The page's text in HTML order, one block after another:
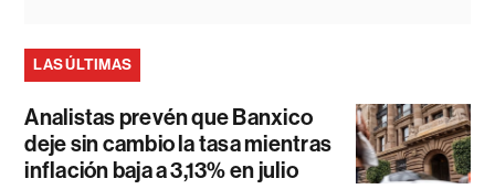
LAS ÚLTIMAS
Analistas prevén que Banxico
deje sin cambio la tasa mientras
inflación baja a 3,13% en julio